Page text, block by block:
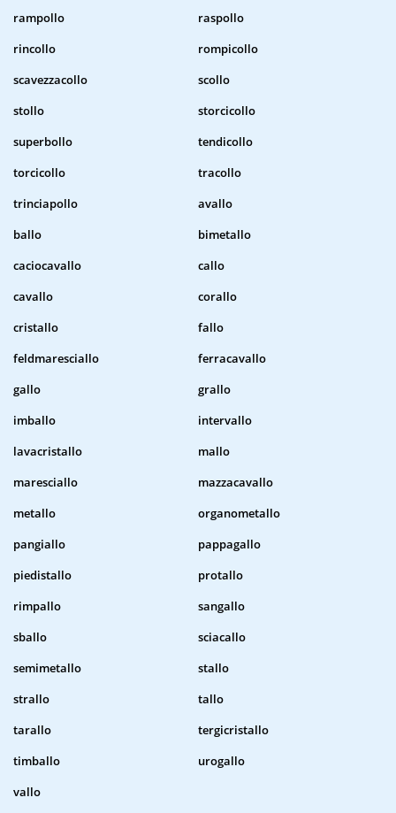
rampollo
raspollo
rincollo
rompicollo
scavezzacollo
scollo
stollo
storcicollo
superbollo
tendicollo
torcicollo
tracollo
trinciapollo
avallo
ballo
bimetallo
caciocavallo
callo
cavallo
corallo
cristallo
fallo
feldmaresciallo
ferracavallo
gallo
grallo
imballo
intervallo
lavacristallo
mallo
maresciallo
mazzacavallo
metallo
organometallo
pangiallo
pappagallo
piedistallo
protallo
rimpallo
sangallo
sballo
sciacallo
semimetallo
stallo
strallo
tallo
tarallo
tergicristallo
timballo
urogallo
vallo